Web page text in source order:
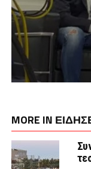
MORE IN